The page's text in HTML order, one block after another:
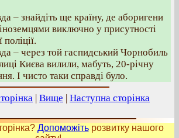
– знайдіть ще країну, де аборигени
виключно у присутності
поліції.
– через той гаспидський Чорнобиль
Києва вилили, мабуть, 20-річну
І чисто таки справді було.
| Вище | Наступна сторінка
Допоможітьрозвитку нашого